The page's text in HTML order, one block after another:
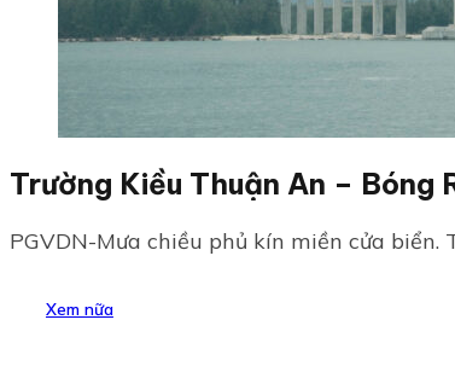
Trường
PGVDN-Mưa chiều phủ kín miền cửa
Xem nữa